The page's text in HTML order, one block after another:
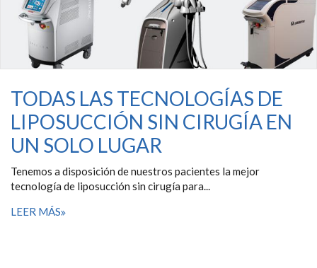
TODAS LAS TECNOLOGÍAS DE
LIPOSUCCIÓN SIN CIRUGÍA EN
UN SOLO LUGAR
Tenemos a disposición de nuestros pacientes la mejor
tecnología de liposucción sin cirugía para...
LEER MÁS